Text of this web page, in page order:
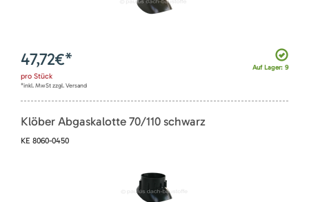
Auf Lager: 9
47,72€*
pro Stück
*inkl. MwSt zzgl. Versand
Klöber Abgaskalotte 70/110 schwarz
KE 8060-0450